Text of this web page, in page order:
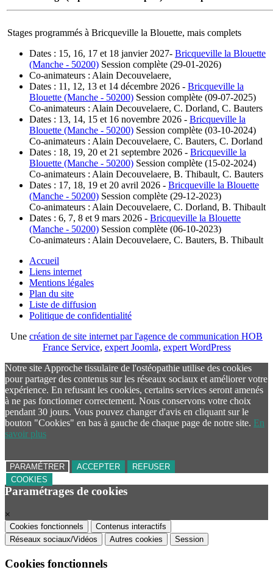
Stages programmés à Bricqueville la Blouette, mais complets
Dates : 15, 16, 17 et 18 janvier 2027- Bricqueville la Blouette
(Manche - 50200) Session complète (29-01-2026)
Co-animateurs : Alain Decouvelaere,
Dates : 11, 12, 13 et 14 décembre 2026 - Bricqueville la
Blouette (Manche - 50200) Session complète (09-07-2025)
Co-animateurs : Alain Decouvelaere, C. Dorland, C. Bauters
Dates : 13, 14, 15 et 16 novembre 2026 - Bricqueville la
Blouette (Manche - 50200) Session complète (03-10-2024)
Co-animateurs : Alain Decouvelaere, C. Bauters, C. Dorland
Dates : 18, 19, 20 et 21 septembre 2026 - Bricqueville la
Blouette (Manche - 50200) Session complète (15-02-2024)
Co-animateurs : Alain Decouvelaere, B. Thibault, C. Bauters
Dates : 17, 18, 19 et 20 avril 2026 - Bricqueville la Blouette
(Manche - 50200) Session complète (29-12-2023)
Co-animateurs : Alain Decouvelaere, C. Dorland, B. Thibault
Dates : 6, 7, 8 et 9 mars 2026 - Bricqueville la Blouette
(Manche - 50200) Session complète (06-10-2023)
Co-animateurs : Alain Decouvelaere, C. Bauters, B. Thibault
Accueil
Liens internet
Mentions légales
Plan du site
Liste de diffusion
Politique de confidentialité
Une création de site internet par l'agence de communication HOB
France Service, expert Joomla, expert WordPress
Notre site Approche tissulaire de l'ostéopathie utilise des cookies
pour partager des contenus sur les réseaux sociaux et améliorer votre
expérience. En refusant les cookies, certains services seront amenés
à ne pas fonctionner correctement. Nous conservons votre choix
pendant 30 jours. Vous pouvez changer d'avis en cliquant sur le
bouton "Cookies" en bas à gauche de chaque page de notre site. En
savoir plus
PARAMÉTRER ACCEPTER
REFUSER
COOKIES
Paramétrages de cookies
×
Cookies fonctionnels
Contenus interactifs
Réseaux sociaux/Vidéos
Autres cookies Session
Cookies fonctionnels